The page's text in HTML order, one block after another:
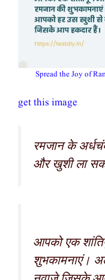
Spread the Joy of
get this image
रमजान के
और खुशी ला
आपको एक
शुभकामनाएं।